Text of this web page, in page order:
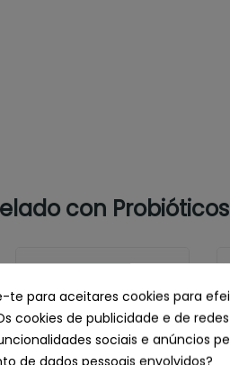
con
te para aceitares cookies para
cookies de publicidade e de
sociais e anúncios
de dados pessoais envolvidos?